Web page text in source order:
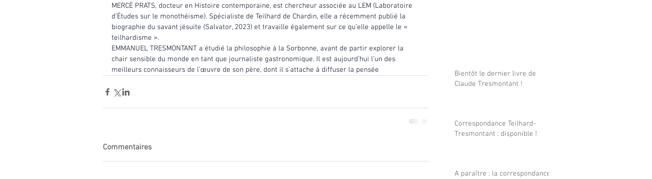
MERCÈ PRATS, docteur en Histoire contemporaine, est chercheur associée au LEM (Laboratoire
d’Études sur le monothéisme). Spécialiste de Teilhard de Chardin, elle a récemment publié la
biographie du savant jésuite (Salvator, 2023) et travaille également sur ce qu’elle appelle le «
teilhardisme ».
EMMANUEL TRESMONTANT a étudié la philosophie à la Sorbonne, avant de partir explorer la
chair sensible du monde en tant que journaliste gastronomique. Il est aujourd’hui l’un des
meilleurs connaisseurs de l’œuvre de son père, dont il s’attache à diffuser la pensée
Commentaires
Bientôt le dernier livre de
Claude Tresmontant !
Correspondance Teilhard-
Tresmontant : disponible !
A paraître : la correspondance